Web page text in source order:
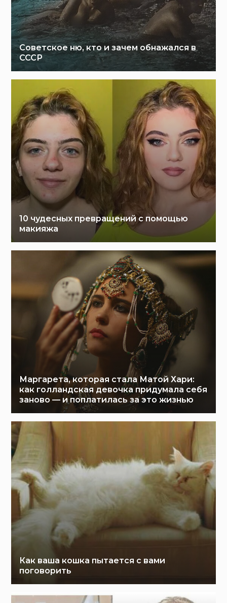
Советское ню, кто и зачем обнажался в
СССР
10 чудесных превращений с помощью
макияжа
Маргарета, которая стала Матой Хари:
как голландская девочка придумала себя
заново — и поплатилась за это жизнью
Как ваша кошка пытается с вами
поговорить